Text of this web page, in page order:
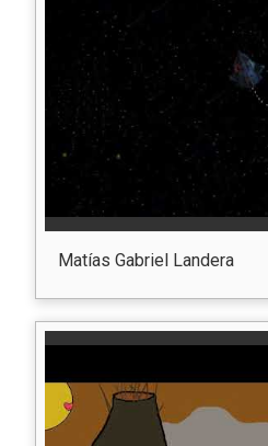
Matías Gabriel Landera